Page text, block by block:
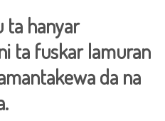
ta hanyar
ta fuskar lamuran
da na